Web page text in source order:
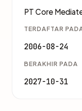
PT Core
TERDAFTAR
2006-08-24
BERAKHIR PADA
2027-10-31